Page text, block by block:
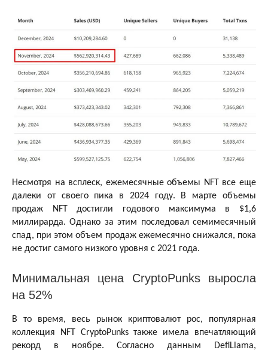
Несмотря на всплеск, ежемесячные объемы NFT все еще
далеки от своего пика в 2024 году. В марте объемы
продаж NFT достигли годового максимума в $1,6
миллирарда. Однако за этим последовал семимесячный
спад, при этом объем продаж ежемесячно снижался, пока
не достиг самого низкого уровня с 2021 года.
Минимальная цена CryptoPunks выросла
на 52%
В то время, весь рынок криптовалют рос, популярная
коллекция NFT CryptoPunks также имела впечатляющий
рекорд в ноябре. Согласно данным DefiLlama,